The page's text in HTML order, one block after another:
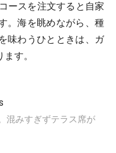
ースを注文すると自家
。海を眺めながら、種
味わうひとときは、ガ
す。
混みすぎずテラス席が